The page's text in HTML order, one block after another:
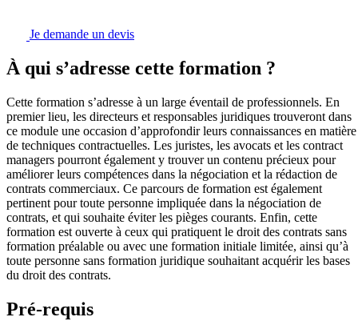
Je demande un devis
À qui s’adresse cette formation ?
Cette formation s’adresse à un large éventail de professionnels. En
premier lieu, les directeurs et responsables juridiques trouveront dans
ce module une occasion d’approfondir leurs connaissances en matière
de techniques contractuelles. Les juristes, les avocats et les contract
managers pourront également y trouver un contenu précieux pour
améliorer leurs compétences dans la négociation et la rédaction de
contrats commerciaux. Ce parcours de formation est également
pertinent pour toute personne impliquée dans la négociation de
contrats, et qui souhaite éviter les pièges courants. Enfin, cette
formation est ouverte à ceux qui pratiquent le droit des contrats sans
formation préalable ou avec une formation initiale limitée, ainsi qu’à
toute personne sans formation juridique souhaitant acquérir les bases
du droit des contrats.
Pré-requis